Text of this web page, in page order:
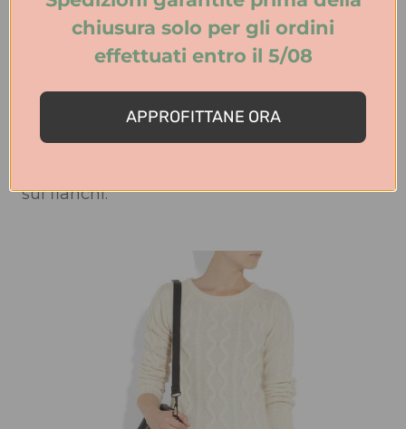
potete comunque evitare di esporlo e
abbinare la vostra minigonna scozzese
sui fianchi.
chiusura solo per gli ordini
effettuati entro il 5/08
APPROFITTANE ORA